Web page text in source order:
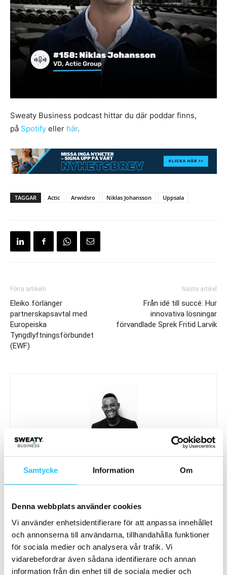
Samtycke Information Om
Denna webbplats använder cookies
Vi använder enhetsidentifierare för att anpassa innehållet
och annonserna till användarna, tillhandahålla funktioner
för sociala medier och analysera vår trafik. Vi
vidarebefordrar även sådana identifierare och annan
information från din enhet till de sociala medier och
Sweaty Business podcast hittar du där poddar finns,
på Spotify eller här.
TAGGAR Actic Arwidsro Niklas Johansson Uppsala
Förra artikeln
Eleiko förlänger
partnerskapsavtal med
Europeiska
Tyngdlyftningsförbundet
(EWF)
Nästa artikel
Från idé till succé: Hur
innovativa lösningar
förvandlade Sprek Fritid Larvik
Business
Analys: Europas gymmarknad går in i
en ny konsolideringsfas – och Sverige
följer samma väg